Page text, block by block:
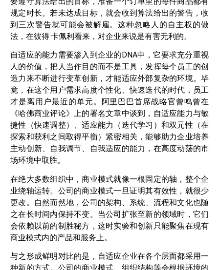
规定时长。若未达成目标，就会收到算法给出的警告，收
到三次警告就可能会被解雇。这种忽略人的自主权的做
法，在彼得·卡佩利看来，对企业来说是有害无利的。
自适应的能力需要渗入到企业的DNA中，它要求充分重视
人的价值，把人当作目的而不是工具，发挥每个员工的创
造力来不断进行变革创新，才能适应外部复杂的环境。毕
竟，在这个用户需求高度个性化、快速迭代的时代，员工
才是离用户最近的单元。阿里巴巴首席战略官曾鸣曾在
《哈佛商业评论》上的署名文章中谈到，自适应能力与敏
捷性（快速调整）、适应能力（迭代学习）和双元性（在
探索和获利之间取得平衡）紧密相关，能够助力企业培养
主动创新、自我调节、自我适应的能力，在高度动荡的市
场环境中取胜。
在绝大多数组织中，商业模式就像一根固定的轴，整个企
业绕轴运转。公司的商业模式一旦证明其有效性，就很少
更改。自然而然地，公司的架构、系统、流程和文化也随
之在长时间内保持不变。当公司扩张至新的领域时，它们
会依赖以前的制胜秘方，这时实验和创新只能聚焦在现有
商业模式内的产品和服务上。
与之形成鲜明对比的是，自适应企业在各个层面都采用一
种新的方式。公司的商业模式、组织结构等会根据环境的